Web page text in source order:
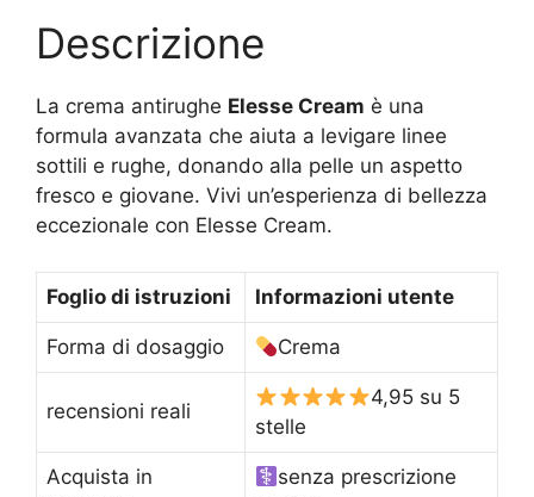
Descrizione
La crema antirughe Elesse Cream è una
formula avanzata che aiuta a levigare linee
sottili e rughe, donando alla pelle un aspetto
fresco e giovane. Vivi un’esperienza di bellezza
eccezionale con Elesse Cream.
Foglio di istruzioni Informazioni utente
Forma di dosaggio Crema
recensioni reali
4,95 su 5
stelle
Acquista in
senza prescrizione